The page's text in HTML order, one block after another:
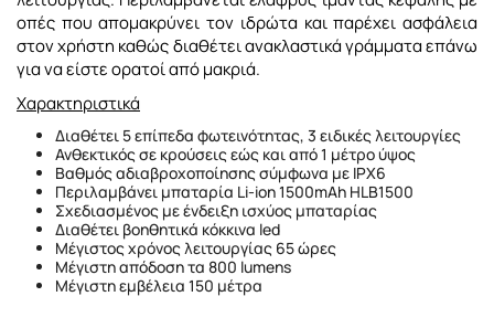
οπές που απομακρύνει τον ιδρώτα και παρέχει ασφάλεια
στον χρήστη καθώς διαθέτει ανακλαστικά γράμματα επάνω
για να είστε ορατοί από μακριά.
Χαρακτηριστικά
Διαθέτει 5 επίπεδα φωτεινότητας, 3 ειδικές λειτουργίες
Ανθεκτικός σε κρούσεις εώς και από 1 μέτρο ύψος
Βαθμός αδιαβροχοποίησης σύμφωνα με IPX6
Περιλαμβάνει μπαταρία Li-ion 1500mAh HLB1500
Σχεδιασμένος με ένδειξη ισχύος μπαταρίας
Διαθέτει βοηθητικά κόκκινα led
Μέγιστος χρόνος λειτουργίας 65 ώρες
Μέγιστη απόδοση τα 800 lumens
Μέγιστη εμβέλεια 150 μέτρα